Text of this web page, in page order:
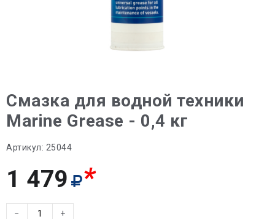
Смазка для водной техники
Marine Grease - 0,4 кг
Артикул: 25044
1 479 *
− +